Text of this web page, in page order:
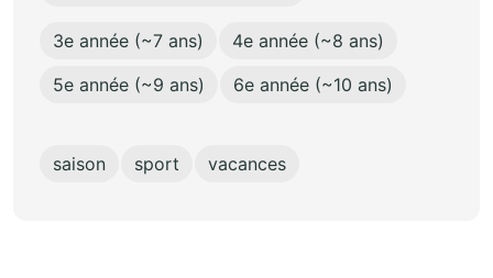
3e année (~7 ans)
4e année (~8 ans)
5e année (~9 ans)
6e année (~10 ans)
saison sport vacances